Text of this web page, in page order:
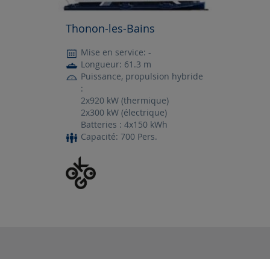
Thonon-les-Bains
Mise en service: -
Longueur: 61.3 m
Puissance, propulsion hybride
:
2x920 kW (thermique)
2x300 kW (électrique)
Batteries : 4x150 kWh
Capacité: 700 Pers.